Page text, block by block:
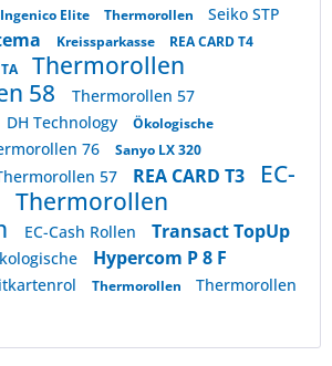
Ingenico Elite Thermorollen
Seiko STP
Kreissparkasse REA CARD T4
TA
Thermorollen
58
Thermorollen 57
DH Technology Ökologische
76 Sanyo LX 320
57 REA CARD T3
EC-
Thermorollen
EC-Cash Rollen Transact TopUp
Hypercom P 8 F
Thermorollen
Thermorollen